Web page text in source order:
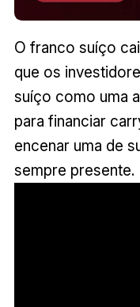
O franco suíço
que os
suíço como uma
para financiar
encenar uma de
sempre presente.